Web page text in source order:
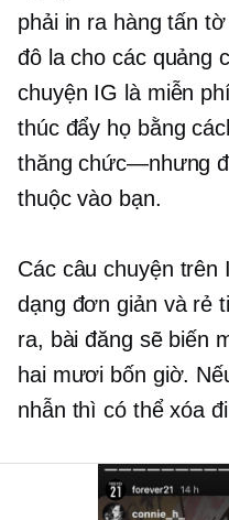
phải in ra hàng tấn
đô la cho các quảng
chuyện IG là miễn
thúc đẩy họ bằng
thăng chức—nhưng
thuộc vào bạn.
Các câu chuyện trên
dạng đơn giản và rẻ
ra, bài đăng sẽ biến
hai mươi bốn giờ.
nhẫn thì có thể xóa